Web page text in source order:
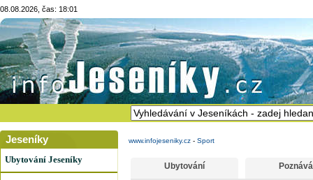
08.08.2026, čas: 18:01
Jeseníky
Ubytování Jeseníky
www.infojeseniky.cz - Sport
Ubytování